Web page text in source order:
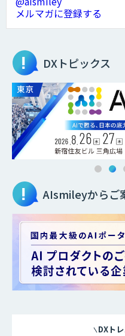
メルマガに登録する
DXトピックス
AIsmileyからご
DXト